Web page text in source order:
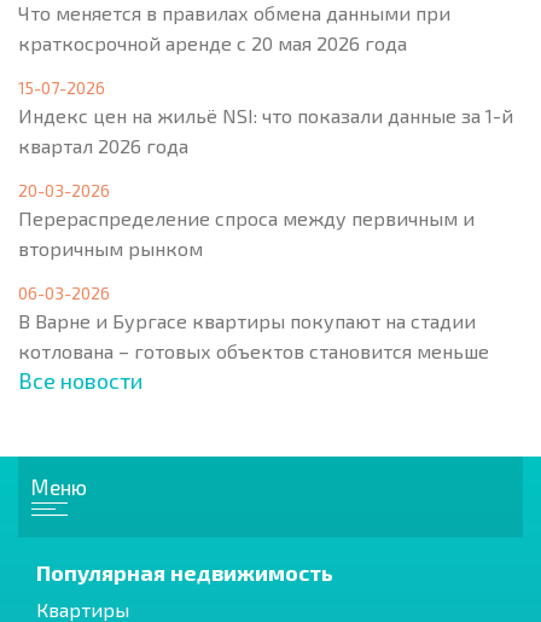
Что меняется в правилах обмена данными при
краткосрочной аренде с 20 мая 2026 года
15-07-2026
Индекс цен на жильё NSI: что показали данные за 1-й
квартал 2026 года
20-03-2026
Перераспределение спроса между первичным и
вторичным рынком
06-03-2026
В Варне и Бургасе квартиры покупают на стадии
котлована – готовых объектов становится меньше
Все новости
Меню
Популярная недвижимость
Квартиры